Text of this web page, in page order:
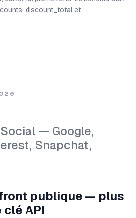
discount_total et
— Google,
Snapchat,
publique — plus
clé API